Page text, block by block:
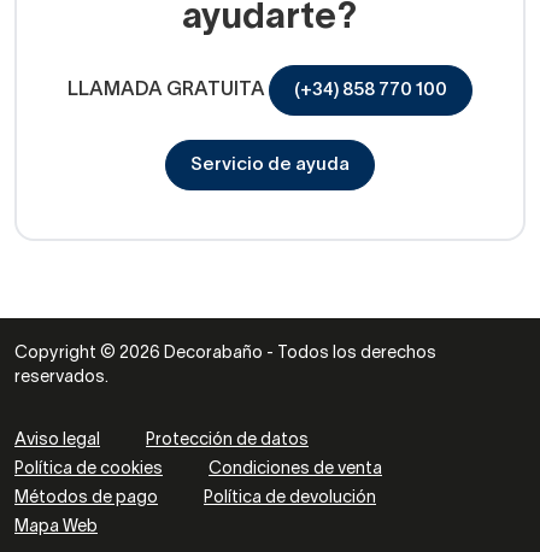
ayudarte?
LLAMADA GRATUITA (+34) 858 770 100
Servicio de ayuda
Copyright © 2026 Decorabaño - Todos los derechos
reservados.
Aviso legal
Protección de datos
Política de cookies
Condiciones de venta
Métodos de pago
Política de devolución
Mapa Web